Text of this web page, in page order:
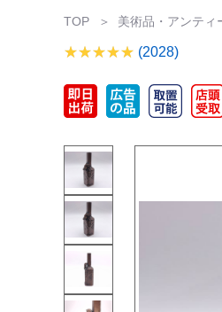
TOP 美術品・アンティ
(2028)